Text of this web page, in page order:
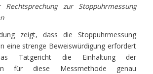
Rechtsprechung zur Stoppuhrmessung
zeigt, dass die Stoppuhrmessung
eine strenge Beweiswürdigung erfordert
Tatgericht die Einhaltung der
für diese Messmethode genau